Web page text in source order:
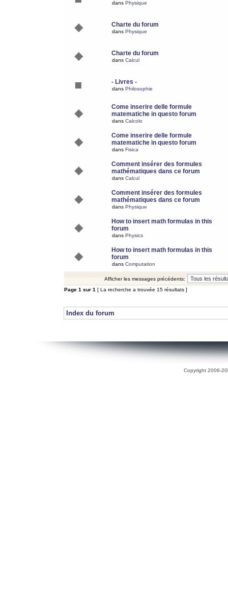
dans Physique
Charte du forum
dans Physique
Charte du forum
dans Calcul
- Livres -
dans Philosophie
Come inserire delle formule
matematiche in questo forum
dans Calcolo
Come inserire delle formule
matematiche in questo forum
dans Fisica
Comment insérer des formules
mathématiques dans ce forum
dans Calcul
Comment insérer des formules
mathématiques dans ce forum
dans Physique
How to insert math formulas in this
forum
dans Physics
How to insert math formulas in this
forum
dans Computation
Afficher les messages précédents:
Page 1 sur 1 [ La recherche a trouvée 15 résultats ]
Index du forum
Copyright 2006-